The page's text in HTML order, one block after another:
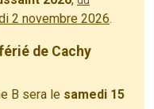
2 novembre 2026.
de Cachy
B sera le samedi 15